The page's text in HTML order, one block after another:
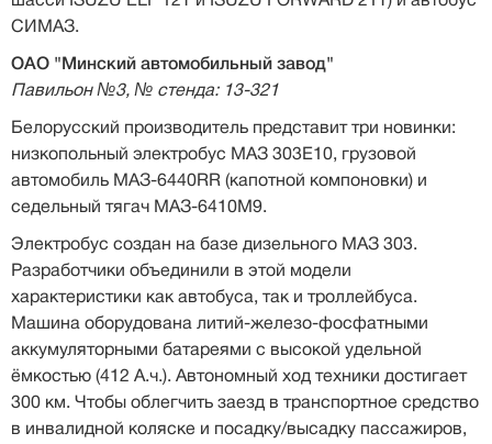
СИМАЗ.
ОАО "Минский автомобильный завод"
Павильон №3, № стенда: 13-321
Белорусский производитель представит три новинки:
низкопольный электробус МАЗ 303E10, грузовой
автомобиль МАЗ-6440RR (капотной компоновки) и
седельный тягач МАЗ-6410М9.
Электробус создан на базе дизельного МАЗ 303.
Разработчики объединили в этой модели
характеристики как автобуса, так и троллейбуса.
Машина оборудована литий-железо-фосфатными
аккумуляторными батареями с высокой удельной
ёмкостью (412 А.ч.). Автономный ход техники достигает
300 км. Чтобы облегчить заезд в транспортное средство
в инвалидной коляске и посадку/высадку пассажиров,